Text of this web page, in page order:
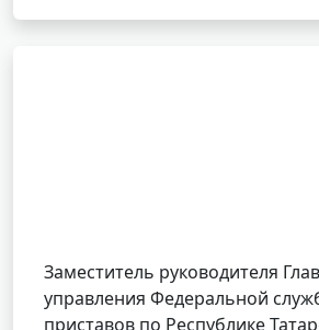
Заместитель руководителя
управления Федеральной
приставов по Республике